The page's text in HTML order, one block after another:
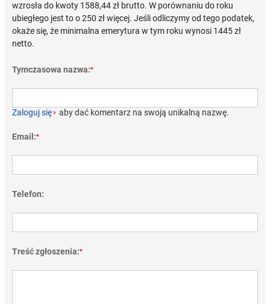
wzrosła do kwoty 1588,44 zł brutto. W porównaniu do roku
ubiegłego jest to o 250 zł więcej. Jeśli odliczymy od tego podatek,
okaże się, że minimalna emerytura w tym roku wynosi 1445 zł
netto.
Tymczasowa nazwa:*
Zaloguj się› aby dać komentarz na swoją unikalną nazwę.
Email:*
Telefon:
Treść zgłoszenia:*